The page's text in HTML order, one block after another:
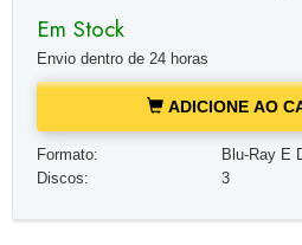
Em Stock
Envio dentro de 24 horas
ADICIONE AO
Formato:
Blu-Ray E
Discos:
3